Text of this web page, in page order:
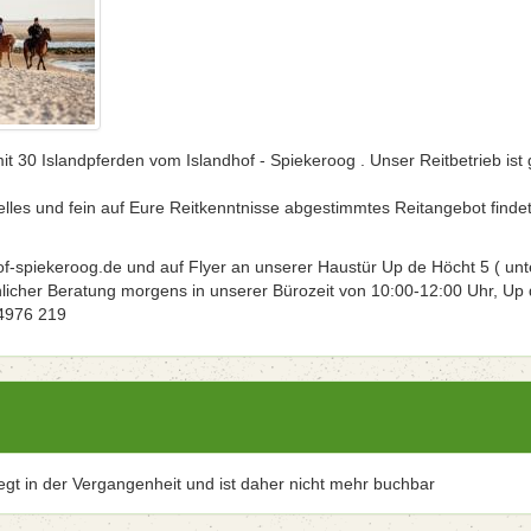
30 Islandpferden vom Islandhof - Spiekeroog . Unser Reitbetrieb ist
und fein auf Eure Reitkenntnisse abgestimmtes Reitangebot
spiekeroog.de und auf Flyer an unserer Haustür Up de Höcht 5 (
Beratung morgens in unserer Bürozeit von 10:00-12:00 Uhr, Up
219
in der Vergangenheit und ist daher nicht mehr buchbar